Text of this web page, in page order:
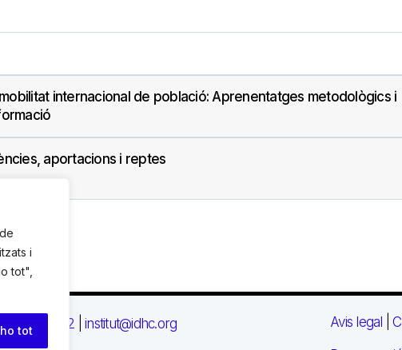
i
tot",
tot
internacional de població: Aprenentatges metodològics i
aportacions i reptes
93 119 03 72 institut@idhc.org Avis legal |